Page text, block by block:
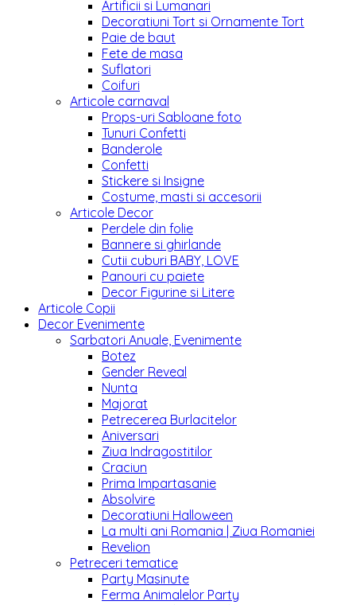
Artificii si Lumanari
Decoratiuni Tort si Ornamente Tort
Paie de baut
Fete de masa
Suflatori
Coifuri
Articole carnaval
Props-uri Sabloane foto
Tunuri Confetti
Banderole
Confetti
Stickere si Insigne
Costume, masti si accesorii
Articole Decor
Perdele din folie
Bannere si ghirlande
Cutii cuburi BABY, LOVE
Panouri cu paiete
Decor Figurine si Litere
Articole Copii
Decor Evenimente
Sarbatori Anuale, Evenimente
Botez
Gender Reveal
Nunta
Majorat
Petrecerea Burlacitelor
Aniversari
Ziua Indragostitilor
Craciun
Prima Impartasanie
Absolvire
Decoratiuni Halloween
La multi ani Romania | Ziua Romaniei
Revelion
Petreceri tematice
Party Masinute
Ferma Animalelor Party